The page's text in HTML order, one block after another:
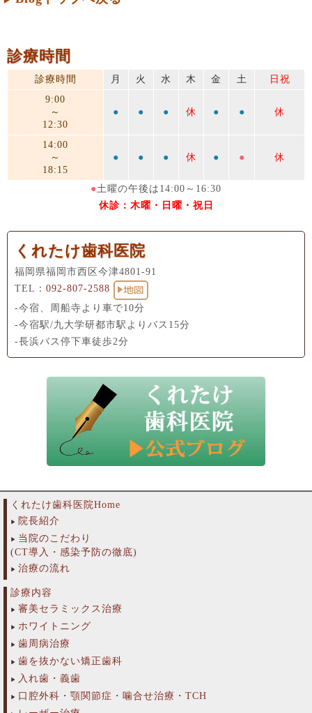
診療時間
診療時間 月 火 水 木 金 土
日祝
9:00
～
12:30
● ● ● 休 ● ● 休
14:00
～
18:15
● ● ● 休 ● ● 休
●土曜の午後は14:00～16:30
休診：木曜・日曜・祝日
くれたけ歯科医院
福岡県福岡市西区今津4801-91
TEL： 092-807-2588
-今宿、周船寺より車で10分
-今宿駅/九大学研都市駅よりバス15分
-長浜バス停下車徒歩2分
くれたけ歯科医院Home
院長紹介
当院のこだわり
(CT導入・感染予防の徹底)
治療の流れ
診療内容
審美セラミックス治療
ホワイトニング
歯周病治療
歯を抜かない矯正歯科
入れ歯・義歯
口腔外科・顎関節症・噛合せ治療・TCH